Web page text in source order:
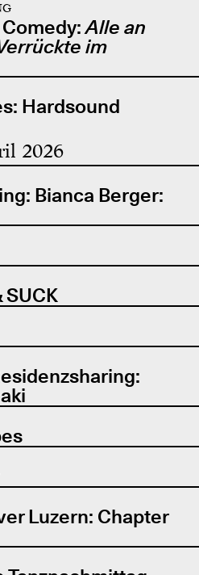
Comedy:Alle an
im
Hardsound
2026
Bianca Berger:
SUCK
Luzern: Chapter